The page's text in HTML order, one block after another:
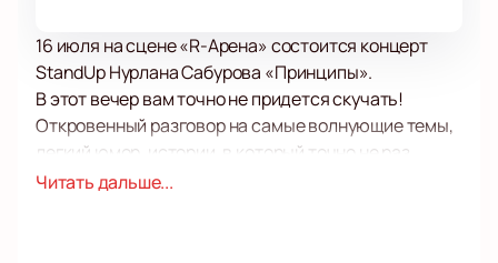
16 июля на сцене «R-Арена» состоится концерт
StandUp Нурлана Сабурова «Принципы».
В этот вечер вам точно не придется скучать!
Откровенный разговор на самые волнующие темы,
легкий юмор, истории, в который точно не раз
попадали вы или ваши близкие прозвучат сегодня
Читать дальше...